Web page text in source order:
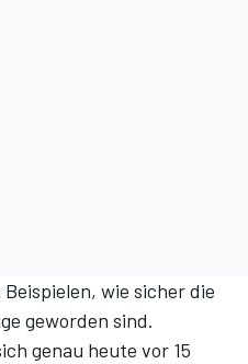
wie sicher die
geworden sind.
genau heute vor 15